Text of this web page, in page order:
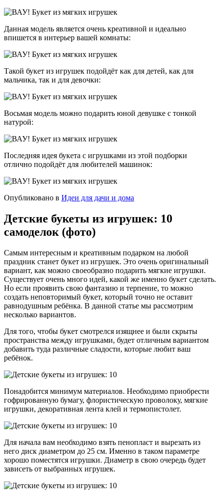
Данная модель является очень креативной и идеально
впишется в интерьер вашей комнаты:
Такой букет из игрушек подойдёт как для детей, как для
мальчика, так и для девочки:
Восьмая модель можно подарить юной девушке с тонкой
натурой:
Последняя идея букета с игрушками из этой подборки
отлично подойдёт для любителей машинок:
Опубликовано в Идеи для дачи и дома
Детские букеты из игрушек: 10
самоделок (фото)
Самым интересным и креативным подарком на любой
праздник станет букет из игрушек. Это очень оригинальный
вариант, как можно своеобразно подарить мягкие игрушки.
Существует очень много идей, какой же именно букет сделать.
Но если проявить свою фантазию и терпение, то можно
создать неповторимый букет, который точно не оставит
равнодушным ребёнка. В данной статье мы рассмотрим
несколько вариантов.
Для того, чтобы букет смотрелся изящнее и были скрыты
пространства между игрушками, будет отличным вариантом
добавить туда различные сладости, которые любит ваш
ребёнок.
Понадобится минимум материалов. Необходимо приобрести
гофрированную бумагу, флористическую проволоку, мягкие
игрушки, декоративная лента клей и термопистолет.
Для начала вам необходимо взять пенопласт и вырезать из
него диск диаметром до 25 см. Именно в таком параметре
хорошо поместятся игрушки. Диаметр в свою очередь будет
зависеть от выбранных игрушек.